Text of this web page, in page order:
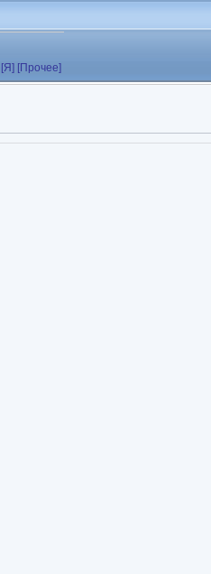
[Я] [Прочее]